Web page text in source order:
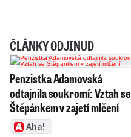
ČLÁNKY ODJINUD
Penzistka Adamovská
odtajnila soukromí: Vztah se
Štěpánkem v zajetí mlčení
Aha!